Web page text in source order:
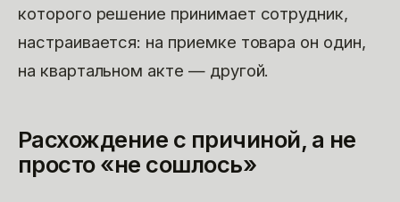
которого решение принимает сотрудник,
настраивается: на приемке товара он один,
на квартальном акте — другой.
Расхождение с причиной, а не
просто «не сошлось»